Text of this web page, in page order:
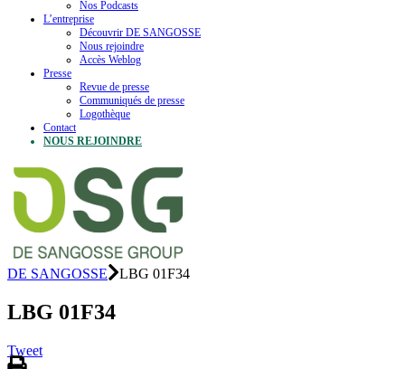
Nos Podcasts
L’entreprise
Découvrir DE SANGOSSE
Nous rejoindre
Accès Weblog
Presse
Revue de presse
Communiqués de presse
Logothèque
Contact
NOUS REJOINDRE
DE SANGOSSE LBG 01F34
LBG 01F34
Tweet